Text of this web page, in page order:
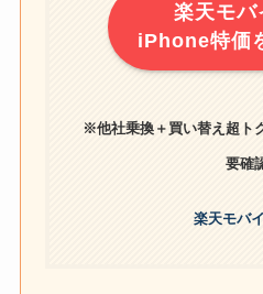
楽天モバ
iPhone特価
※他社乗換＋買い替え超ト
要確
楽天モバ